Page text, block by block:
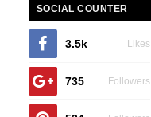
SOCIAL COUNTER
3.5k Likes
735 Followers